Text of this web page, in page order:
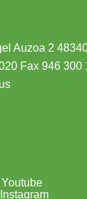
Auzoa 2
Fax 946 300
Youtube
Instagram